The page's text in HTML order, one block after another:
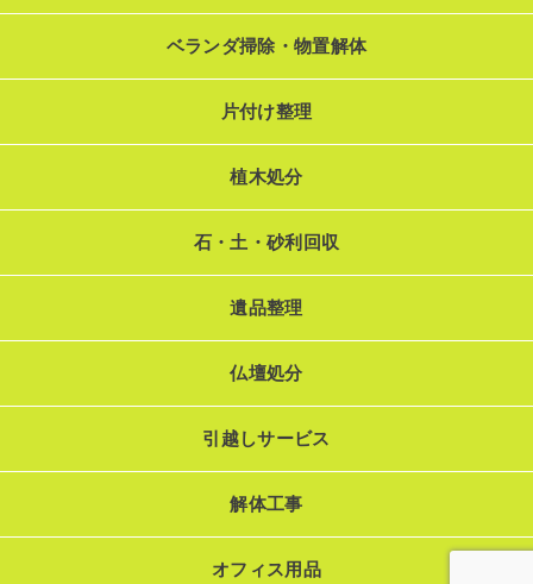
ベランダ掃除・物置解体
片付け整理
植木処分
石・土・砂利回収
遺品整理
仏壇処分
引越しサービス
解体工事
オフィス用品